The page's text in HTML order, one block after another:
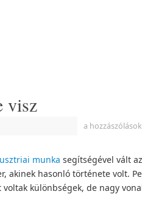
visz
a
munka segítségével vált
akinek hasonló története volt.
különbségek, de nagy